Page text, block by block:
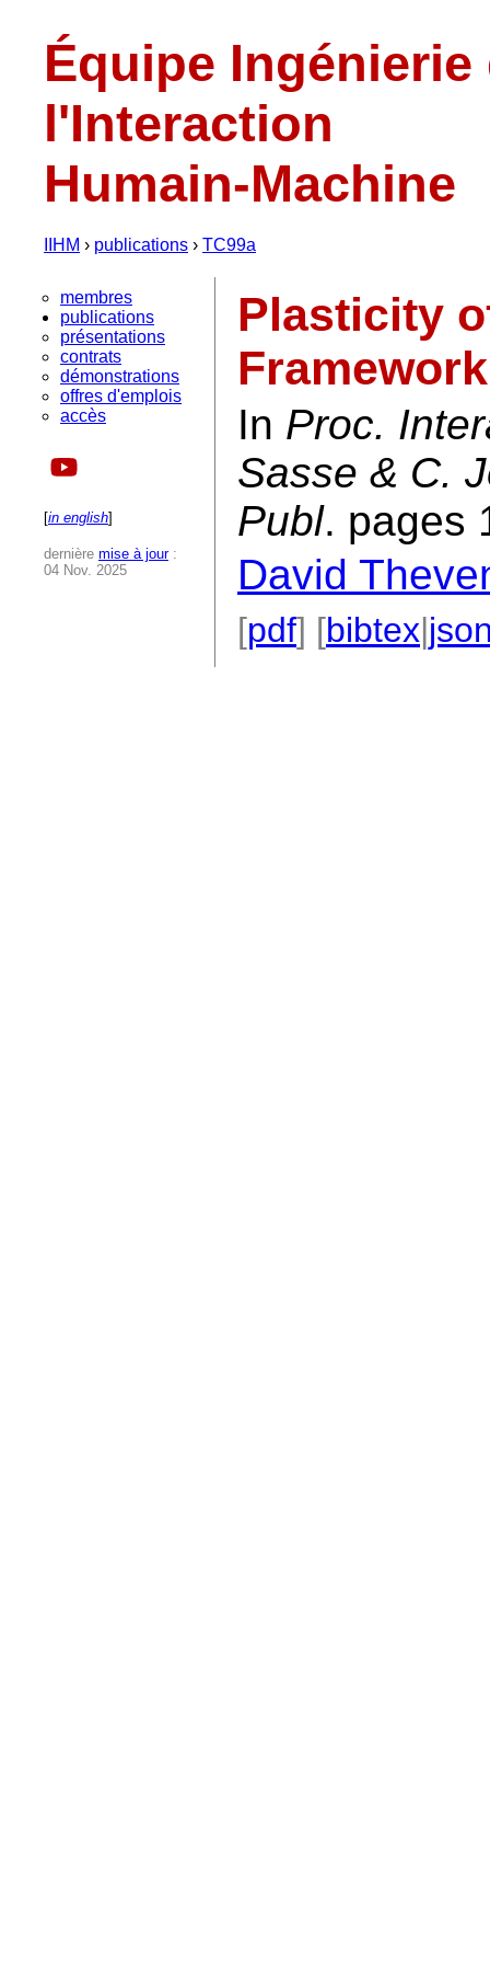
Équipe Ingénierie
l'Interaction
Humain-Machine
IIHM › publications › TC99a
membres
publications
présentations
contrats
démonstrations
offres d'emplois
accès
[in english]
dernière mise à jour:
04 Nov. 2025
Plasticity
In Proc.
Sasse & C.
Publ. pages
David
[pdf] [bibtex|